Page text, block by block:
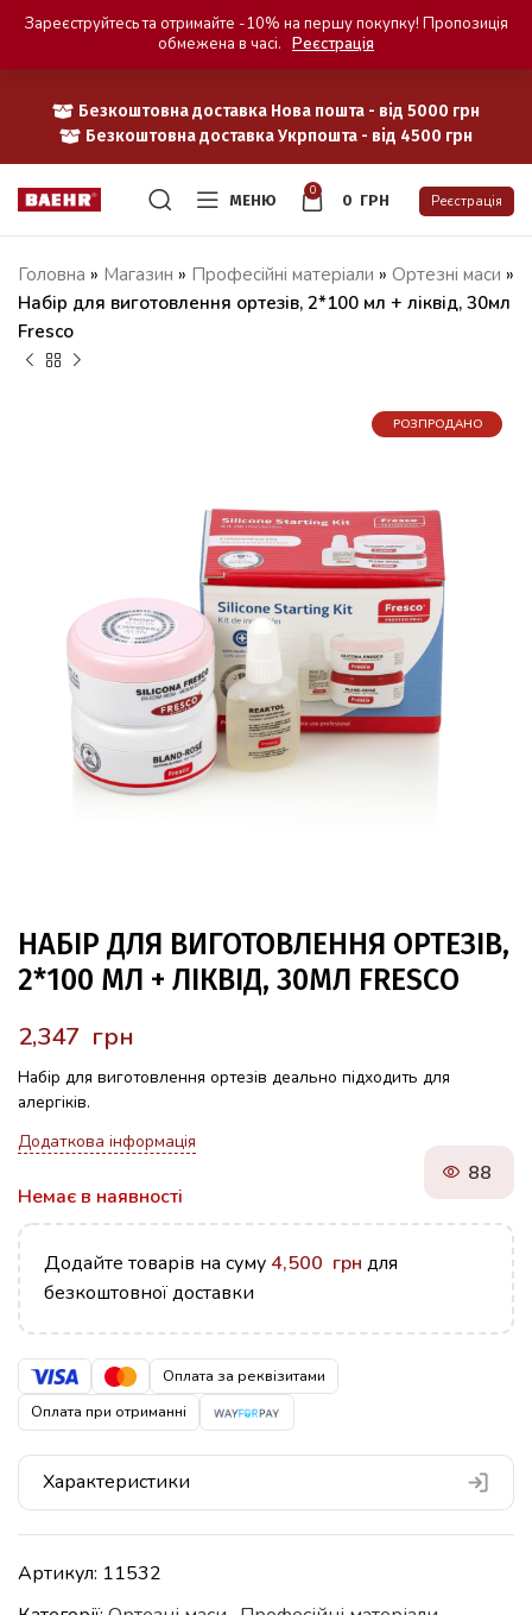
Безкоштовна доставка Нова пошта - від 5000 грн
Безкоштовна доставка Укрпошта - від 4500 грн
МЕНЮ
0
0 ГРН Реєстрація
Головна » Магазин » Професійні матеріали » Ортезні маси »
Набір для виготовлення ортезів, 2*100 мл + ліквід, 30мл
Fresco
РОЗПРОДАНО
НАБІР ДЛЯ ВИГОТОВЛЕННЯ ОРТЕЗІВ,
2*100 МЛ + ЛІКВІД, 30МЛ FRESCO
грн
Набір для виготовлення ортезів деально підходить для
алергіків.
Додаткова інформація
Немає в наявності
88
Додайте товарів на суму 4,500 грн для
безкоштовної доставки
Оплата за реквізитами
Оплата при отриманні
Характеристики
Артикул: 11532
Зареєструйтесь та отримайте -10% на першу покупку! Пропозиція
обмежена в часі. Реєстрація